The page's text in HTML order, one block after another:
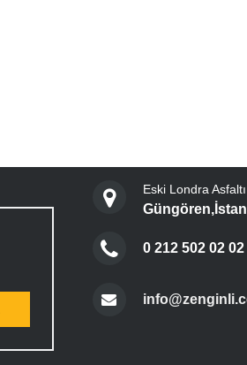
Eski Londra
0 212 502 02 02